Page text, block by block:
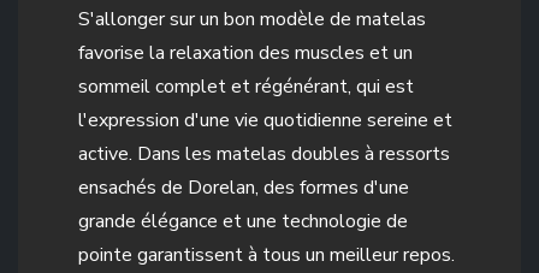
S'allonger sur un bon modèle de matelas
favorise la relaxation des muscles et un
sommeil complet et régénérant, qui est
l'expression d'une vie quotidienne sereine et
active. Dans les matelas doubles à ressorts
ensachés de Dorelan, des formes d'une
grande élégance et une technologie de
pointe garantissent à tous un meilleur repos.